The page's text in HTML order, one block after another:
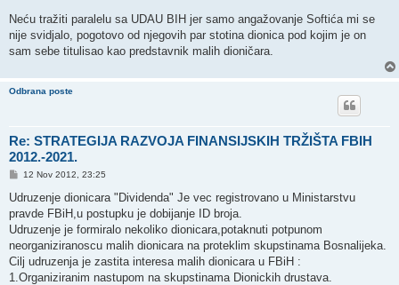
Neću tražiti paralelu sa UDAU BIH jer samo angažovanje Softića mi se
nije svidjalo, pogotovo od njegovih par stotina dionica pod kojim je on
sam sebe titulisao kao predstavnik malih dioničara.
Odbrana poste
Re: STRATEGIJA RAZVOJA FINANSIJSKIH TRŽIŠTA FBIH
2012.-2021.
P
s
12 Nov 2012, 23:25
Udruzenje dionicara "Dividenda" Je vec registrovano u Ministarstvu
pravde FBiH,u postupku je dobijanje ID broja.
Udruzenje je formiralo nekoliko dionicara,potaknuti potpunom
neorganiziranoscu malih dionicara na proteklim skupstinama Bosnalijeka.
Cilj udruzenja je zastita interesa malih dionicara u FBiH :
1.Organiziranim nastupom na skupstinama Dionickih drustava.